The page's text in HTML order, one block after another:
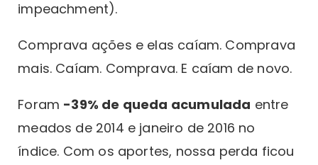
impeachment).
Comprava ações e elas caíam. Comprava
mais. Caíam. Comprava. E caíam de novo.
Foram -39% de queda acumulada entre
meados de 2014 e janeiro de 2016 no
índice. Com os aportes, nossa perda ficou